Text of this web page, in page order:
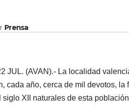
Prensa
JUL. (AVAN).- La localidad
cada año, cerca de mil devotos,
siglo XII naturales de esta